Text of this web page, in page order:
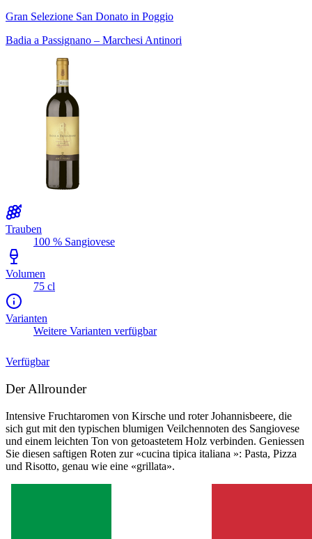
Gran Selezione San Donato in Poggio
Badia a Passignano – Marchesi Antinori
Trauben
100 % Sangiovese
Volumen
75 cl
Varianten
Weitere Varianten verfügbar
Verfügbar
Der Allrounder
Intensive Fruchtaromen von Kirsche und roter Johannisbeere, die
sich gut mit den typischen blumigen Veilchennoten des Sangiovese
und einem leichten Ton von getoastetem Holz verbinden. Geniessen
Sie diesen saftigen Roten zur «cucina tipica italiana »: Pasta, Pizza
und Risotto, genau wie eine «grillata».